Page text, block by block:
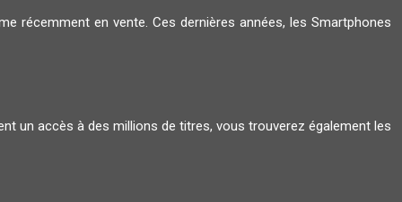
récemment en vente. Ces dernières années, les Smartphones
un accès à des millions de titres, vous trouverez également les